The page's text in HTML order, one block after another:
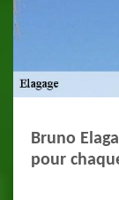
Bruno
pour